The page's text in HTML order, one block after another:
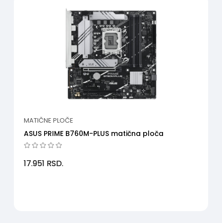
MATIČNE PLOČE
ASUS PRIME B760M-PLUS matična ploča
17.951 RSD.